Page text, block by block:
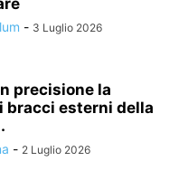
- 3 Luglio 2026
precisione la
bracci esterni della
- 2 Luglio 2026